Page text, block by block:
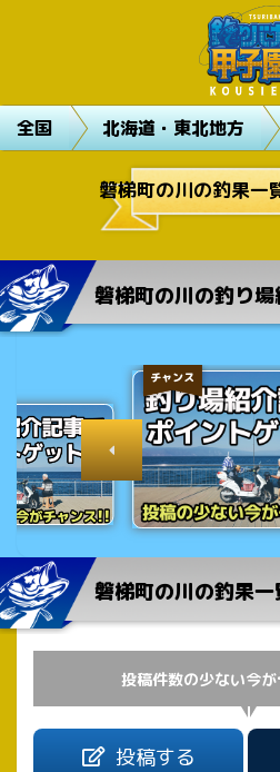
全国 北海道・東北地方
磐梯町の川の釣果
磐梯町の川の釣り場
チャンス
磐梯町の川の釣果一
投稿件数の少ない今が
投稿する